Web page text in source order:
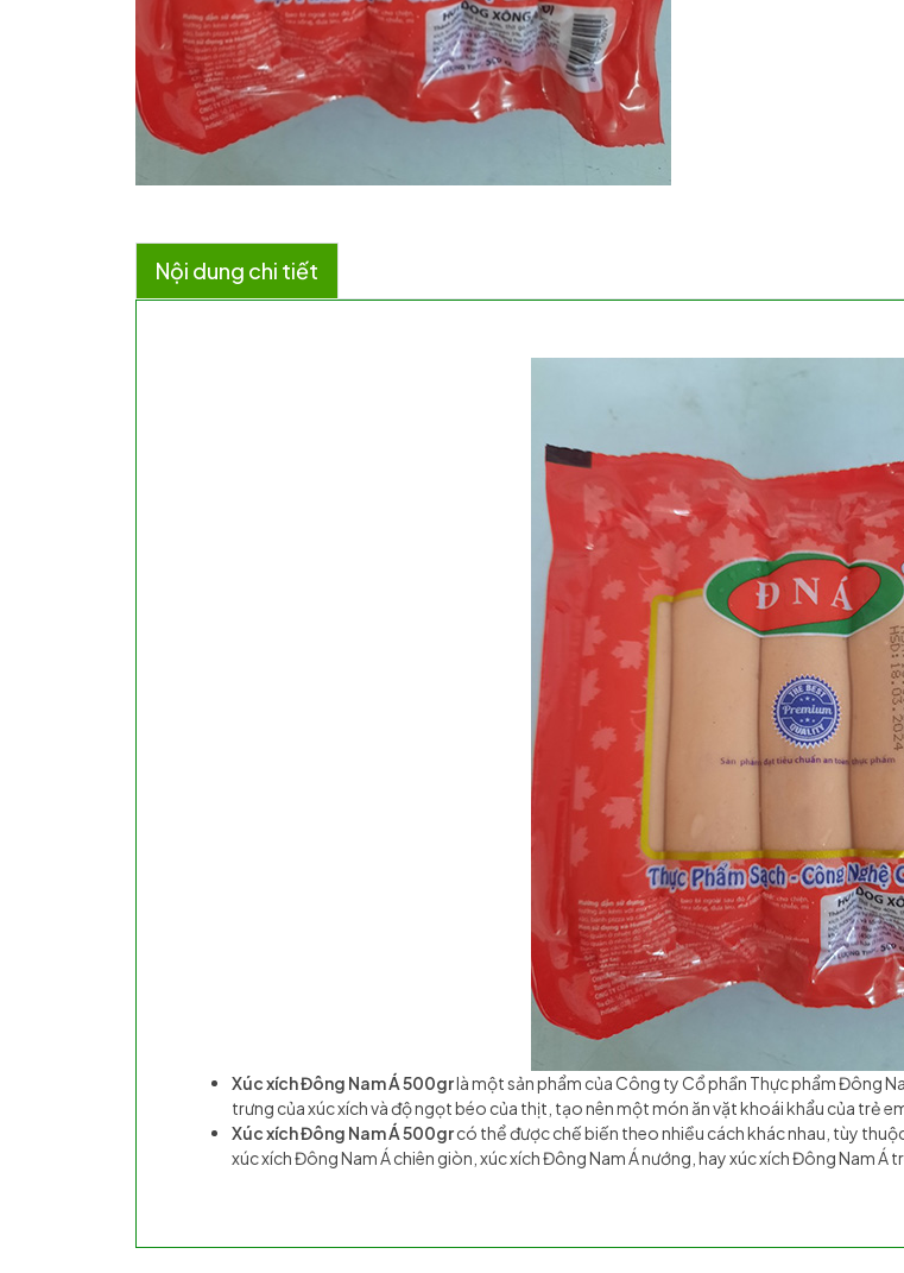
Nội dung chi tiết
Xúc xích Đông Nam Á 500grlà một sản phẩm của Công ty Cổ phần Thực phẩm Đông
trưng của xúc xích và độ ngọt béo của thịt, tạo nên một món ăn vặt khoái khẩu của trẻ
Xúc xích Đông Nam Á 500grcó thể được chế biến theo nhiều cách khác nhau, tùy
xúc xích Đông Nam Á chiên giòn, xúc xích Đông Nam Á nướng, hay xúc xích Đông Nam Á